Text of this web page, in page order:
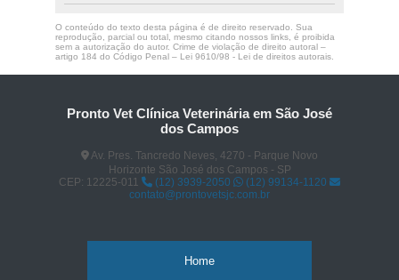
O conteúdo do texto desta página é de direito reservado. Sua
reprodução, parcial ou total, mesmo citando nossos links, é proibida
sem a autorização do autor. Crime de violação de direito autoral –
artigo 184 do Código Penal – Lei 9610/98 - Lei de direitos autorais.
Pronto Vet Clínica Veterinária em São José
dos Campos
Av. Pres. Tancredo Neves, 4270 - Parque Novo
Horizonte São José dos Campos - SP
CEP: 12225-011
(12) 3939-2050
(12) 99134-1120
contato@prontovetsjc.com.br
Home